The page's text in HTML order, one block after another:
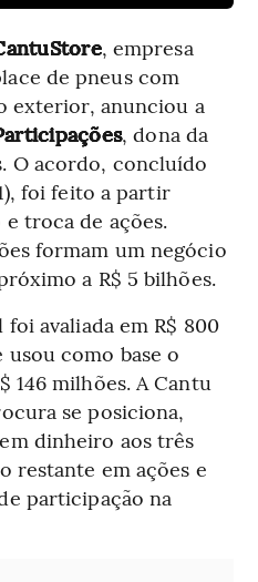
, empresa
de pneus com
exterior, anunciou a
, dona da
O acordo, concluído
foi feito a partir
troca de ações.
formam um negócio
a R$ 5 bilhões.
avaliada em R$ 800
como base o
146 milhões. A Cantu
se posiciona,
dinheiro aos três
restante em ações e
participação na